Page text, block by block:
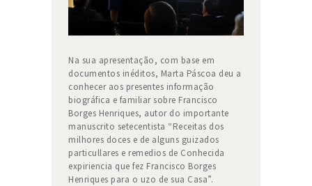
Na sua apresentação, com base em
documentos inéditos, Marta Páscoa deu a
conhecer aos presentes informação
biográfica e familiar sobre Francisco
Borges Henriques, autor do importante
manuscrito setecentista “Receitas dos
milhores doces e de alguns guizados
particullares e remedios de Conhecida
expiriencia que fez Francisco Borges
Henriques para o uzo de sua Casa”.